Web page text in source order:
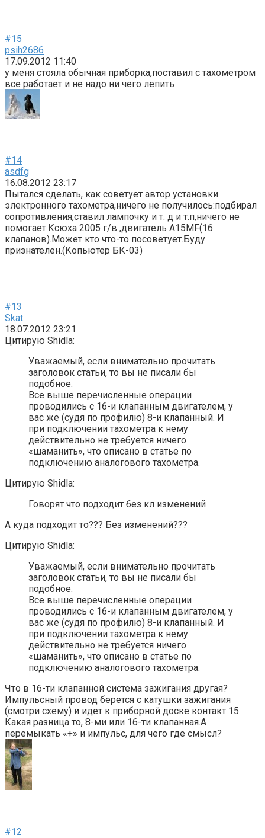
#15
psih2686
17.09.2012 11:40
у меня стояла обычная приборка,поставил с тахометром
все работает и не надо ни чего лепить
#14
asdfg
16.08.2012 23:17
Пытался сделать, как советует автор установки
электронного тахометра,ничего не получилось:подбирал
сопротивления,ставил лампочку и т. д и т.п,ничего не
помогает.Ксюха 2005 г/в ,двигатель А15MF(16
клапанов).Может кто что-то посоветует.Буду
признателен.(Копьютер БК-03)
#13
Skat
18.07.2012 23:21
Цитирую Shidla:
Уважаемый, если внимательно прочитать
заголовок статьи, то вы не писали бы
подобное.
Все выше перечисленные операции
проводились с 16-и клапанным двигателем, у
вас же (судя по профилю) 8-и клапанный. И
при подключении тахометра к нему
действительно не требуется ничего
«шаманить», что описано в статье по
подключению аналогового тахометра.
Цитирую Shidla:
Говорят что подходит без кл изменений
А куда подходит то??? Без изменений???
Цитирую Shidla:
Уважаемый, если внимательно прочитать
заголовок статьи, то вы не писали бы
подобное.
Все выше перечисленные операции
проводились с 16-и клапанным двигателем, у
вас же (судя по профилю) 8-и клапанный. И
при подключении тахометра к нему
действительно не требуется ничего
«шаманить», что описано в статье по
подключению аналогового тахометра.
Что в 16-ти клапанной система зажигания другая?
Импульсный провод берется с катушки зажигания
(смотри схему) и идет к приборной доске контакт 15.
Какая разница то, 8-ми или 16-ти клапанная.А
перемыкать «+» и импульс, для чего где смысл?
#12